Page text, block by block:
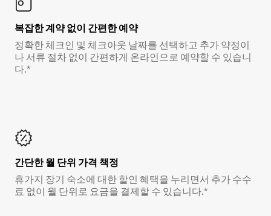
복잡한 계약 없이 간편한 예약
정확한 체크인 및 체크아웃 날짜를 선택하고 추가 약정이
나 서류 절차 없이 간편하게 온라인으로 예약할 수 있습니
다.*
간단한 월 단위 가격 책정
휴가지 장기 숙소에 대한 할인 혜택을 누리면서 추가 수수
료 없이 월 단위로 요금을 결제할 수 있습니다.*